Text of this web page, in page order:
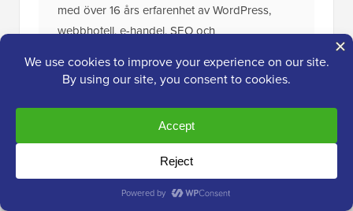
med över 16 års erfarenhet av WordPress,
webbhotell, e-handel, SEO och
och är nu den största gratis WordPress-
ofta till som Wikipedian för WordPress.